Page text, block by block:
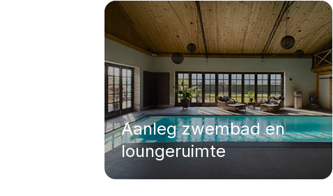
Aanleg zwembad en
loungeruimte